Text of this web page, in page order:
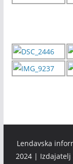
Lendavska
2024 | Izdajatelj